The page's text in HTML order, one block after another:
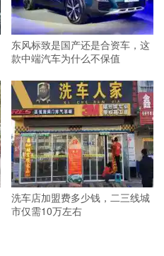
东风标致是国产还是合资车，这
款中端汽车为什么不保值
洗车店加盟费多少钱，二三线城
市仅需10万左右